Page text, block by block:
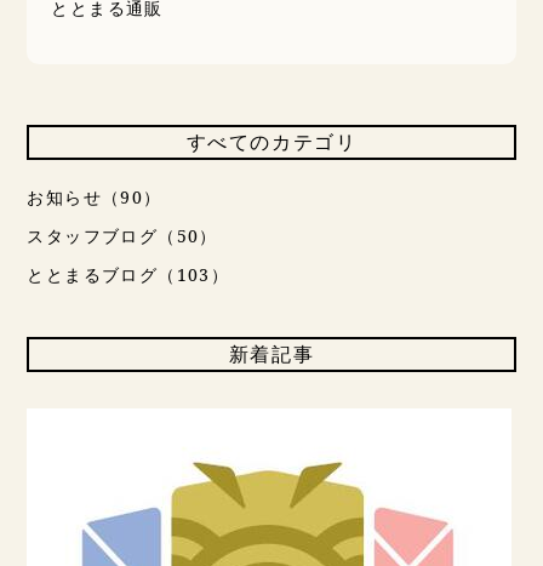
ととまる通販
すべてのカテゴリ
お知らせ（90）
スタッフブログ（50）
ととまるブログ（103）
新着記事